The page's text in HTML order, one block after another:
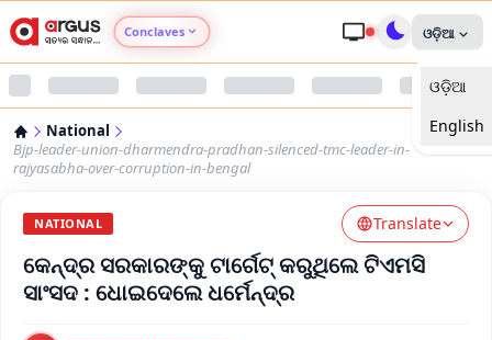
Conclaves
Argus Nari Shakti
Argus Health Connect
ଓଡ଼ିଆ
ଓଡ଼ିଆ
English
National
Bjp-leader-union-dharmendra-pradhan-silenced-tmc-leader-in-
rajyasabha-over-corruption-in-bengal
NATIONAL Translate
କେନ୍ଦ୍ର ସରକାରଙ୍କୁ ଟାର୍ଗେଟ୍‌ କରୁଥିଲେ ଟିଏମସି
ସାଂସଦ : ଧୋଇଦେଲେ ଧର୍ମେନ୍ଦ୍ର